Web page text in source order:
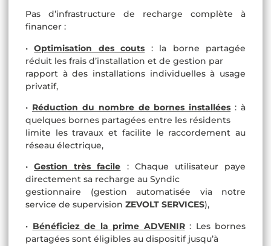
Pas d’infrastructure de recharge complète à
financer :
•Optimisation des couts : la borne partagée
réduit les frais d’installation et de gestion par
rapport à des installations individuelles à usage
privatif,
• Réduction du nombre de bornes installées : à
quelques bornes partagées entre les résidents
limite les travaux et facilite le raccordement au
réseau électrique,
•Gestion très facile : Chaque utilisateur paye
directement sa recharge au Syndic
gestionnaire (gestion automatisée via notre
service de supervision ZEVOLT SERVICES),
• Bénéficiez de la prime ADVENIR: Les bornes
partagées sont éligibles au dispositif jusqu’à